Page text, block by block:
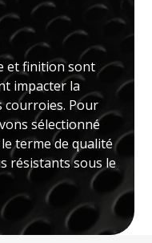
et finition sont
impacter la
courroies. Pour
sélectionné
terme de qualité
résistants sous le